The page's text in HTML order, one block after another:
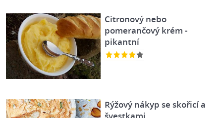
Citronový nebo
pomerančový krém -
pikantní
Rýžový nákyp se skořicí a
švestkami